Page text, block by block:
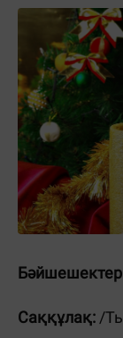
Бәйшешектер
Саққұлақ: /